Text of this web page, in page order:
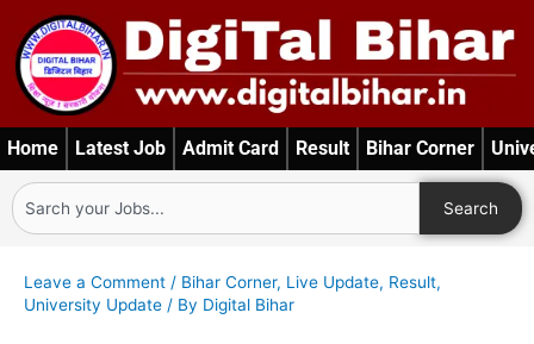
content
Home Latest Job Admit Card Result Bihar Corner
Search
Search
Leave a Comment / Bihar Corner, Live Update, Result,
University Update / By Digital Bihar